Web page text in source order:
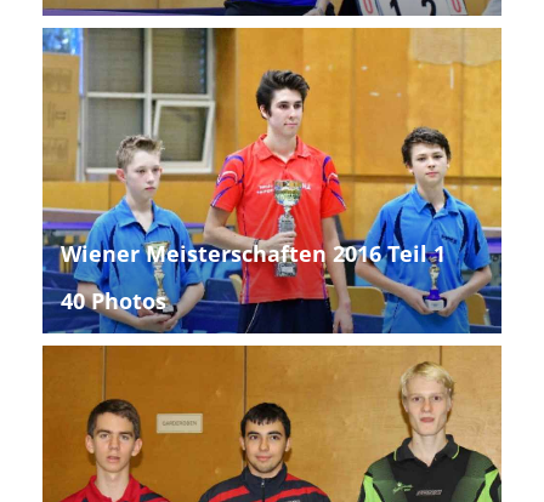
Wiener Meisterschaften 2016 Teil 1
40 Photos